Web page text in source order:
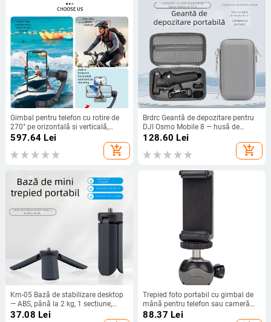
Gimbal pentru telefon cu rotire de
270° pe orizontală și verticală,
ABS+plastic, 374 g, pentru
compatibil cu diverse telefoane
597.64 Lei
add_shopping_cart
Brdrc Geantă de depozitare pentru
DJI Osmo Mobile 8 — husă de
transport pentru stabilizatorul de
telefon, include un set de 7 accesorii
128.60 Lei
add_shopping_cart
Km-05 Bază de stabilizare desktop
— ABS, până la 2 kg, 1 secțiune,
compatibil cu DJI Pocket 3, camere
37.08 Lei
Trepied foto portabil cu gimbal de
mână pentru telefon sau cameră
mirrorless, ABS, rotire 360°
88.37 Lei